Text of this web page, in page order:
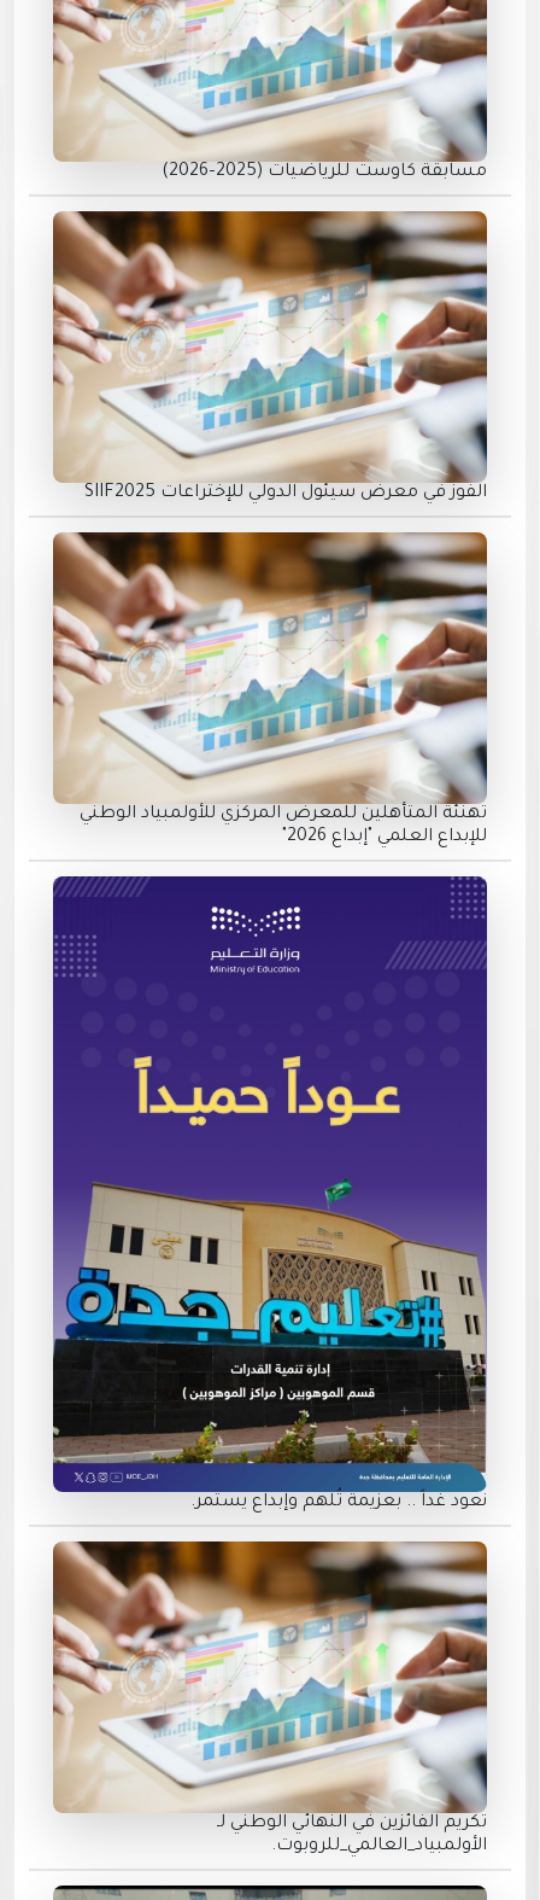
مسابقة كاوست للرياضيات (2025–2026)
الفوز في معرض سيئول الدولي للإختراعات SIIF2025
تهنئة المتأهلين للمعرض المركزي للأولمبياد الوطني
للإبداع العلمي "إبداع 2026"
نعود غداً .. بعزيمة تُلهم وإبداع يستمر.
تكريم الفائزين في النهائي الوطني لـ
الأولمبياد_العالمي_للروبوت.